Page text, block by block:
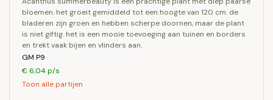
bloemen. het groeit gemiddeld tot een hoogte van 120 cm. de
bladeren zijn groen en hebben scherpe doornen, maar de plant
is niet giftig. het is een mooie toevoeging aan tuinen en borders
en trekt vaak bijen en vlinders aan.
GM P9
€ 6,04 p/s
Toon alle partijen